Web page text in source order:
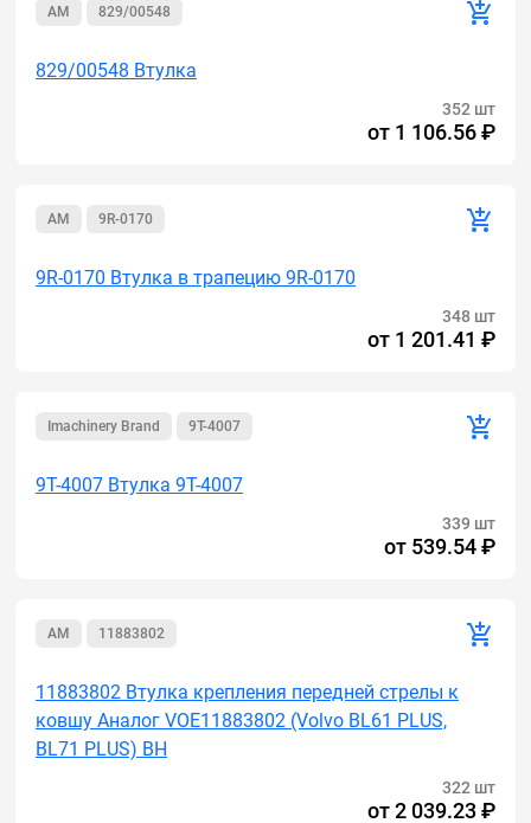
AM 829/00548
829/00548 Втулка
352 шт
от 1 106.56 ₽
AM 9R-0170
9R-0170 Втулка в трапецию 9R-0170
348 шт
от 1 201.41 ₽
Imachinery Brand 9T-4007
9T-4007 Втулка 9T-4007
339 шт
от 539.54 ₽
AM 11883802
11883802 Втулка крепления передней стрелы к
ковшу Аналог VOE11883802 (Volvo BL61 PLUS,
BL71 PLUS) BH
322 шт
от2 039.23 ₽